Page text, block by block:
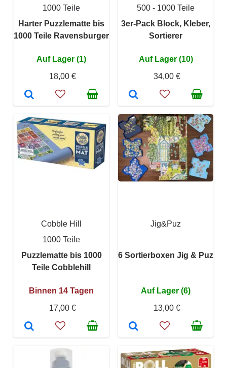
1000 Teile
Harter Puzzlematte bis
1000 Teile Ravensburger
Auf Lager (1)
18,00 €
500 - 1000 Teile
3er-Pack Block, Kleber,
Sortierer
Auf Lager (10)
34,00 €
Cobble Hill
1000 Teile
Puzzlematte bis 1000
Teile Cobblehill
Binnen 14 Tagen
17,00 €
Jig&Puz
6 Sortierboxen Jig & Puz
Auf Lager (6)
13,00 €